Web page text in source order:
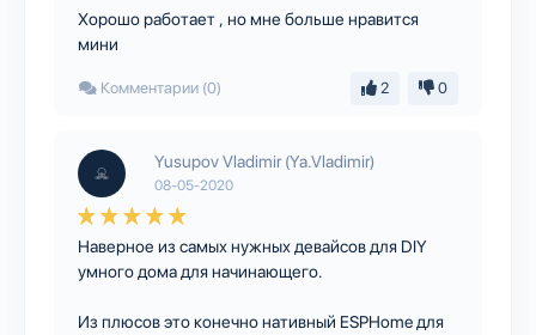
Хорошо работает , но мне больше нравится
мини
Комментарии (0) 2 0
Yusupov Vladimir (Ya.Vladimir)
08-05-2020
Наверное из самых нужных девайсов для DIY
умного дома для начинающего.
Из плюсов это конечно нативный ESPHome для